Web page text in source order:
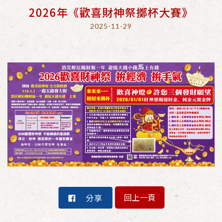
2026年《歡喜財神祭擲杯大賽》
2025-11-29
分享 回上一頁